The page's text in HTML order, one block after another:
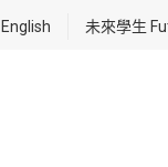
English 未來學生